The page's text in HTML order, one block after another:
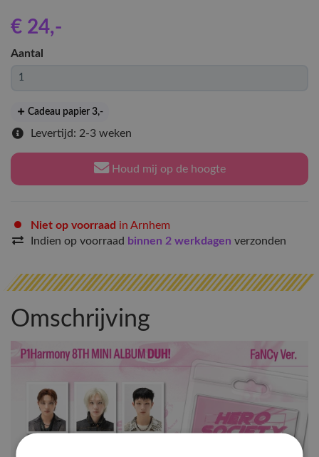
€ 24,-
Aantal
Cadeau papier 3,-
Levertijd: 2-3 weken
Houd mij op de hoogte
Niet op voorraad in Arnhem
Indien op voorraad binnen 2 werkdagen verzonden
Omschrijving